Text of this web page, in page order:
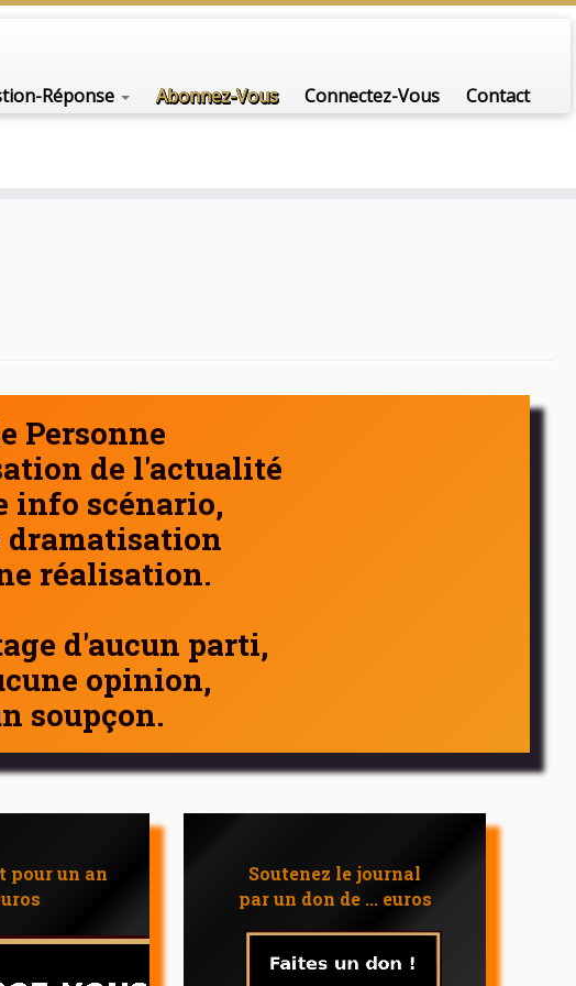
Réponse Abonnez-Vous Connectez-Vous Contact
Personne
de l'actualité
info scénario,
dramatisation
réalisation.
d'aucun parti,
opinion,
soupçon.
pour un an
Soutenez le journal
par un don de ... euros